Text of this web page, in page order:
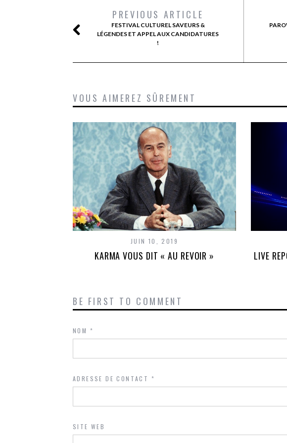
PREVIOUS ARTICLE
FESTIVAL CULTUREL SAVEURS &
LÉGENDES ET APPEL AUX CANDIDATURES
!
VOUS AIMEREZ SÛREMENT
JUIN 10, 2019
KARMA VOUS DIT « AU REVOIR »
LIVE
BE FIRST TO COMMENT
NOM *
ADRESSE DE CONTACT *
SITE WEB